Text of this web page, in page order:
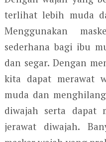
terlihat lebih muda
Menggunakan
sederhana bagi ibu
dan segar. Dengan
kita dapat merawat
muda dan
diwajah serta dapat
jerawat diwajah.